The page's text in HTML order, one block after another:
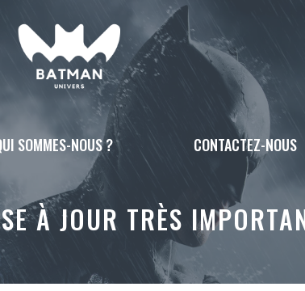
SOMMES-NOUS ? CONTACTEZ-NOUS
À JOUR TRÈS